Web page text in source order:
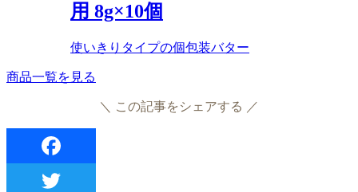
用 8g×10個
使いきりタイプの個包装バター
商品一覧を見る
＼ この記事をシェアする ／